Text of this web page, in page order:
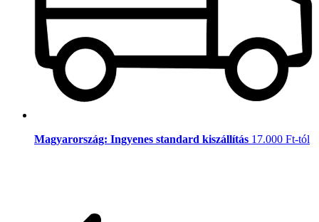
Magyarország: Ingyenes standard kiszállítás 17.000 Ft-tól